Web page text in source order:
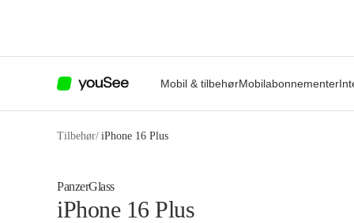
Mobil & tilbehørMobilabonnementer
Tilbehør/ iPhone 16 Plus
PanzerGlass
iPhone 16 Plus